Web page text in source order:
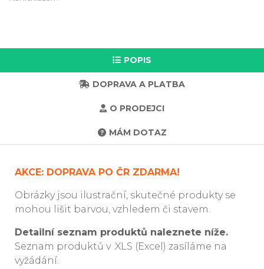
POPIS
DOPRAVA A PLATBA
O PRODEJCI
MÁM DOTAZ
AKCE: DOPRAVA PO ČR ZDARMA!
Obrázky jsou ilustrační, skutečné produkty se
mohou lišit barvou, vzhledem či stavem.
Detailní seznam produktů naleznete níže.
Seznam produktů v .XLS (Excel) zasíláme na
vyžádání.